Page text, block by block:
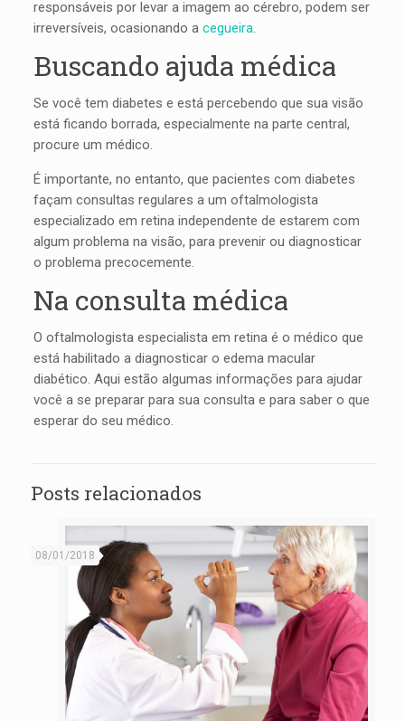
responsáveis por levar a imagem ao cérebro, podem ser
irreversíveis, ocasionando acegueira
Buscando ajuda médica
Se você tem diabetes e está percebendo que sua visão
está ficando borrada, especialmente na parte central,
procure um médico.
É importante, no entanto, que pacientes com diabetes
façam consultas regulares a um oftalmologista
especializado em retina independente de estarem com
algum problema na visão, para prevenir ou diagnosticar
o problema precocemente.
Na consulta médica
O oftalmologista especialista em retina é o médico que
está habilitado a diagnosticar o edema macular
diabético. Aqui estão algumas informações para ajudar
você a se preparar para sua consulta e para saber o que
esperar do seu médico.
Posts relacionados
08/01/2018